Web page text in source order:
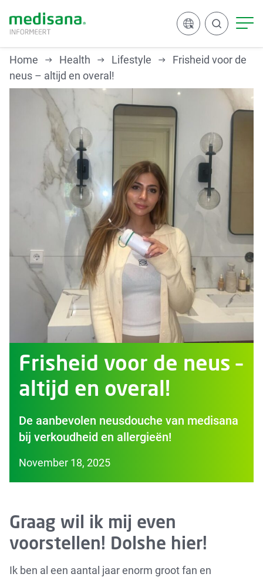
Zoeken
Home Health Lifestyle
Frisheid voor de
neus – altijd en overal!
Frisheid voor de neus –
altijd en overal!
De aanbevolen neusdouche van medisana
bij verkoudheid en allergieën!
November 18, 2025
Graag wil ik mij even
voorstellen! Dolshe hier!
Ik ben al een aantal jaar enorm groot fan en